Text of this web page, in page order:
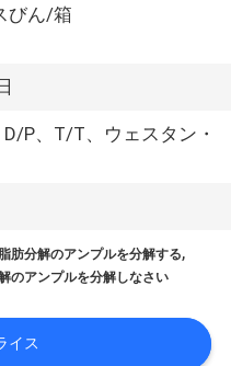
びん/箱
P、T/T、ウェスタン・
肪分解のアンプルを分解する,
のアンプルを分解しなさい
イス